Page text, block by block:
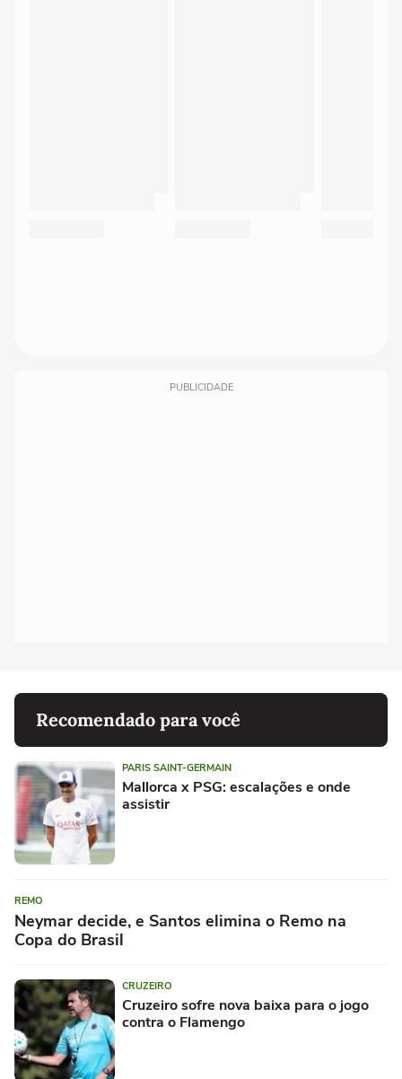
PUBLICIDADE
Recomendado para você
PARIS SAINT-GERMAIN
Mallorca x PSG: escalações e onde
assistir
REMO
Neymar decide, e Santos elimina o Remo na
Copa do Brasil
CRUZEIRO
Cruzeiro sofre nova baixa para o jogo
contra o Flamengo